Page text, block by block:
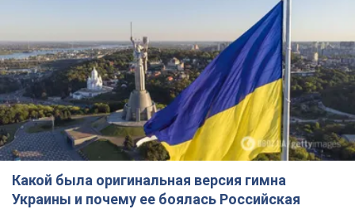
Какой была оригинальная версия гимна
Украины и почему ее боялась Российская